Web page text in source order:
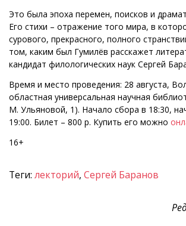
Это была эпоха перемен, поисков и
Его стихи – отражение того мира, в
сурового, прекрасного, полного
том, каким был Гумилёв расскажет
кандидат филологических наук Сергей
Время и место проведения: 28 августа,
областная универсальная научная
М. Ульяновой, 1). Начало сбора в 18:30,
19:00. Билет – 800 р. Купить его можно
16+
Теги: лекторий, Сергей Баранов